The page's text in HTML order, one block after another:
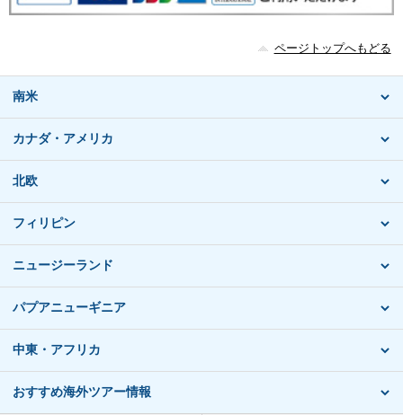
ページトップへもどる
南米
カナダ・アメリカ
北欧
フィリピン
ニュージーランド
パプアニューギニア
中東・アフリカ
おすすめ海外ツアー情報